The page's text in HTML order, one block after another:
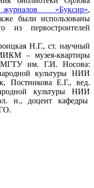
«Буксир»,
были использованы
из первостроителей
Н.Г., ст. научный
– музея-квартиры
МГТУ им. Г.И. Носова:
культуры НИИ
Постникова Е.Г., вед.
культуры НИИ
н., доцент кафедры